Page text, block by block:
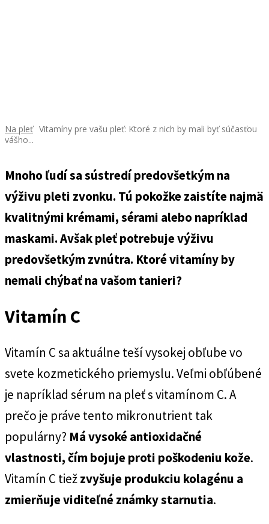
Na pleť Vitamíny pre vašu pleť: Ktoré z nich by mali byť súčasťou
vášho...
Mnoho ľudí sa sústredí predovšetkým na
výživu pleti zvonku. Tú pokožke zaistíte najmä
kvalitnými krémami, sérami alebo napríklad
maskami. Avšak pleť potrebuje výživu
predovšetkým zvnútra. Ktoré vitamíny by
nemali chýbať na vašom tanieri?
Vitamín C
Vitamín C sa aktuálne teší vysokej obľube vo
svete kozmetického priemyslu. Veľmi obľúbené
je napríklad sérum na pleť s vitamínom C. A
prečo je práve tento mikronutrient tak
populárny? Má vysoké antioxidačné
vlastnosti, čím bojuje proti poškodeniu kože.
Vitamín C tiežzvyšuje produkciu kolagénu a
zmierňuje viditeľné známky starnutia.